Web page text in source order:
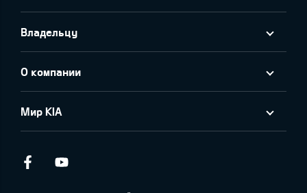
Владельцу
О компании
Мир KIA
Facebook